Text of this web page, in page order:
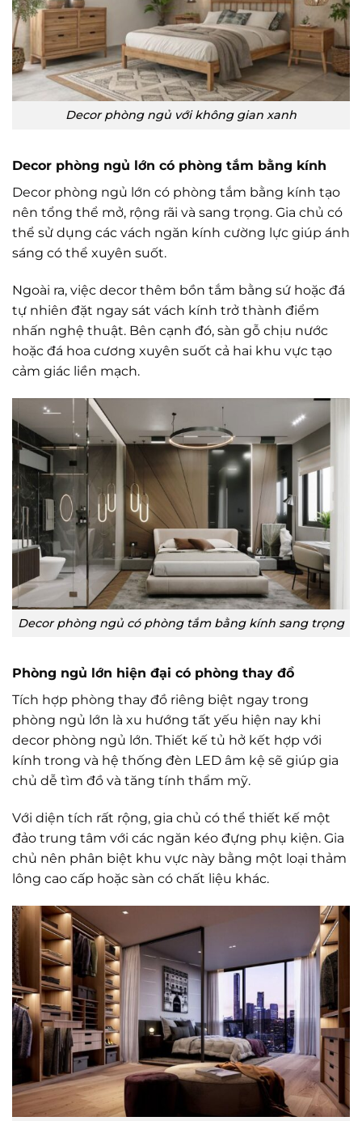
Decor phòng ngủ với không gian xanh
Decor phòng ngủ lớn có phòng tắm bằng kính
Decor phòng ngủ lớn có phòng tắm bằng kính tạo
nên tổng thể mở, rộng rãi và sang trọng. Gia chủ có
thể sử dụng các vách ngăn kính cường lực giúp ánh
sáng có thể xuyên suốt.
Ngoài ra, việc decor thêm bồn tắm bằng sứ hoặc đá
tự nhiên đặt ngay sát vách kính trở thành điểm
nhấn nghệ thuật. Bên cạnh đó, sàn gỗ chịu nước
hoặc đá hoa cương xuyên suốt cả hai khu vực tạo
cảm giác liền mạch.
Decor phòng ngủ có phòng tắm bằng kính sang trọng
Phòng ngủ lớn hiện đại có phòng thay đồ
Tích hợp phòng thay đồ riêng biệt ngay trong
phòng ngủ lớn là xu hướng tất yếu hiện nay khi
decor phòng ngủ lớn. Thiết kế tủ hở kết hợp với
kính trong và hệ thống đèn LED âm kệ sẽ giúp gia
chủ dễ tìm đồ và tăng tính thẩm mỹ.
Với diện tích rất rộng, gia chủ có thể thiết kế một
đảo trung tâm với các ngăn kéo đựng phụ kiện. Gia
chủ nên phân biệt khu vực này bằng một loại thảm
lông cao cấp hoặc sàn có chất liệu khác.